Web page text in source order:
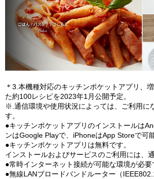
＊3.本機種対応のキッチンポケットアプリ、
た約100レシピを2023年1月公開予定。
※.通信環境や使用状況によっては、ご利用に
す。
●キッチンポケットアプリのインストールは
ンはGoogle Playで、iPhoneはApp Storeで可
●キッチンポケットアプリは無料です。
インストールおよびサービスのご利用には、
●常時インターネット接続が可能な環境が必要
●無線LANブロードバンドルーター（